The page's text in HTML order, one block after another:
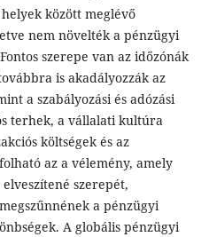
között meglévő
nem növelték a pénzügyi
szerepe van az időzónák
is akadályozzák az
a szabályozási és adózási
terhek, a vállalati kultúra
költségek és az
az a vélemény, amely
szerepét,
a pénzügyi
A globális pénzügyi